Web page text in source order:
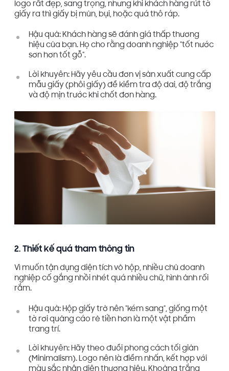
logo rất đẹp, sang trọng, nhưng khi khách hàng rút tờ
giấy ra thì giấy bị mủn, bụi, hoặc quá thô ráp.
Hậu quả: Khách hàng sẽ đánh giá thấp thương
hiệu của bạn. Họ cho rằng doanh nghiệp "tốt nước
sơn hơn tốt gỗ".
Lời khuyên: Hãy yêu cầu đơn vị sản xuất cung cấp
mẫu giấy (phôi giấy) để kiểm tra độ dai, độ trắng
và độ mịn trước khi chốt đơn hàng.
2. Thiết kế quá tham thông tin
Vì muốn tận dụng diện tích vỏ hộp, nhiều chủ doanh
nghiệp cố gắng nhồi nhét quá nhiều chữ, hình ảnh rối
rắm.
Hậu quả: Hộp giấy trở nên "kém sang", giống một
tờ rơi quảng cáo rẻ tiền hơn là một vật phẩm
trang trí.
Lời khuyên: Hãy theo đuổi phong cách tối giản
(Minimalism). Logo nên là điểm nhấn, kết hợp với
màu sắc nhận diện thương hiệu. Khoảng trắng